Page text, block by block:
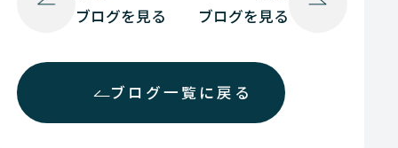
ブログを見る
ブログ一覧に戻る
ブログを見る